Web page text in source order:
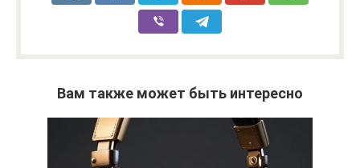
Вам также может быть интересно